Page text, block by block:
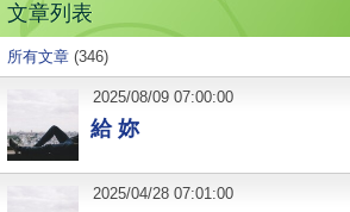
文章列表
所有文章 (346)
給 妳
2025/08/09 07:00:00
2025/04/28 07:01:00